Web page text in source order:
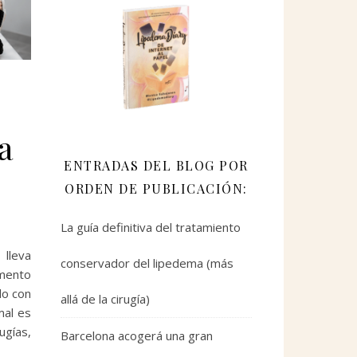
con
es
ENTRADAS DEL BLOG POR
ORDEN DE PUBLICACIÓN:
La guía definitiva del tratamiento
conservador del lipedema (más
allá de la cirugía)
Barcelona acogerá una gran